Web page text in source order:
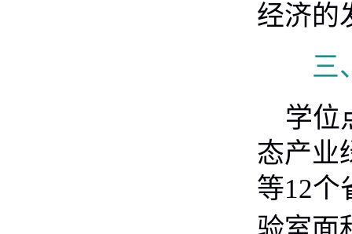
经济的
三、
学位
态产业
等12个